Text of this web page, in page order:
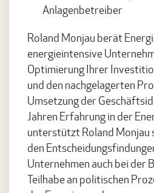
Anlagenbetreiber
Roland Monjau berät
energieintensive
Optimierung Ihrer
und den nachgelagerten
Umsetzung der
Jahren Erfahrung in der
unterstützt Roland Monjau
den
Unternehmen auch bei der
Teilhabe an politischen